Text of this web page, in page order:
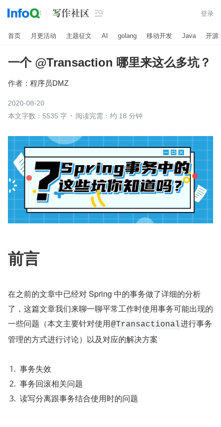
 登录
首页 月更活动 主题征文 AI golang 移动开发 Java 开源
一个 @Transaction 哪里来这么多坑？
作者： 程序员DMZ
2020-08-20
本文字数：5535 字
阅读完需：约 18 分钟
前言
在之前的文章中已经对 Spring 中的事务做了详细的分析
了，这篇文章我们来聊一聊平常工作时使用事务可能出现的
一些问题（本文主要针对使用@Transactional进行事务
管理的方式进行讨论）以及对应的解决方案
事务失效
事务回滚相关问题
读写分离跟事务结合使用时的问题